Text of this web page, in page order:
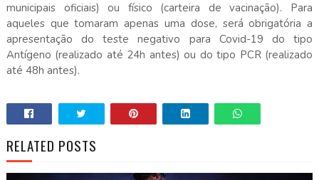
municipais oficiais) ou físico (carteira de vacinação). Para
aqueles que tomaram apenas uma dose, será obrigatória a
apresentação do teste negativo para Covid-19 do tipo
Antígeno (realizado até 24h antes) ou do tipo PCR (realizado
até 48h antes).
RELATED POSTS